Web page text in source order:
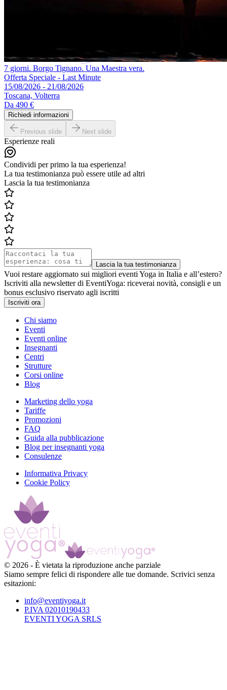
7 giorni. Borgo Tignano. Una Maestra vera.
Offerta Speciale - Last Minute
15/08/2026 - 21/08/2026
Toscana, Volterra
Da 490 €
Richiedi informazioni
Previous slide Next slide
Esperienze reali
Condividi per primo la tua esperienza!
La tua testimonianza può essere utile ad altri
Lascia la tua testimonianza
Lascia la tua testimonianza
Vuoi restare aggiornato sui migliori eventi Yoga in Italia e all’estero?
Iscriviti alla newsletter di EventiYoga: riceverai novità, consigli e un
bonus esclusivo riservato agli iscritti
Iscriviti ora
Chi siamo
Eventi
Eventi online
Insegnanti
Centri
Strutture
Corsi online
Blog
Marketing dello yoga
Tariffe
Promozioni
FAQ
Guida alla pubblicazione
Blog per insegnanti yoga
Consulenze
Informativa Privacy
Cookie Policy
© 2026 - È vietata la riproduzione anche parziale
Siamo sempre felici di rispondere alle tue domande. Scrivici senza
esitazioni:
info@eventiyoga.it
P.IVA 02010190433
EVENTI YOGA SRLS